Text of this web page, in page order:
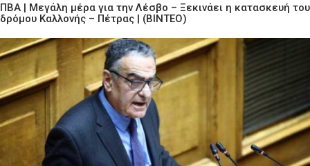
ΠΒΑ | Μεγάλη μέρα για την Λέσβο – Ξεκινάει η κατασκευή του
δρόμου Καλλονής – Πέτρας | (ΒΙΝΤΕΟ)